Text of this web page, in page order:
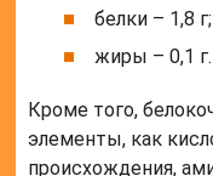
белки – 1,8 г;
жиры – 0,1 г.
Кроме того,
элементы, как
происхождения,